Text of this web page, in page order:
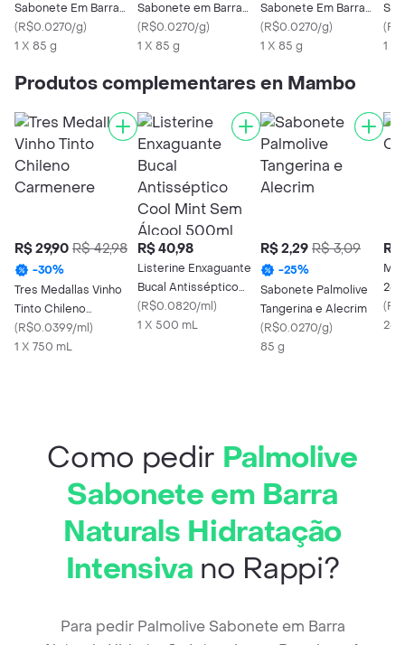
Sabonete Em Barra
Hidratação Saudável
(R$0.0270/g)
1 X 85 g
Sabonete em Barra
Sensação Purificante
Carvão 85g
(R$0.0270/g)
1 X 85 g
Sabonete Em Barra
Hidrata E Perfuma
(R$0.0270/g)
1 X 85 g
(
1 X
Produtos complementares en Mambo
R$ 29,90 R$ 42,98
-30%
Tres Medallas Vinho
Tinto Chileno
Carmenere
(R$0.0399/ml)
1 X 750 mL
R$ 40,98
Listerine Enxaguante
Bucal Antisséptico
Cool Mint Sem Álcool
500ml
(R$0.0820/ml)
1 X 500 mL
R$ 2,29 R$ 3,09
-25%
Sabonete Palmolive
Tangerina e Alecrim
(R$0.0270/g)
85 g
R$
(
Como pedir Palmolive
Sabonete em Barra
Naturals Hidratação
Intensiva no Rappi?
Para pedir Palmolive Sabonete em Barra